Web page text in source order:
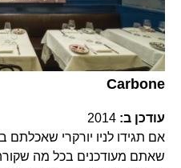
Carbone
עודכן ב: 2014
שאתם מעודכנים בכל מה